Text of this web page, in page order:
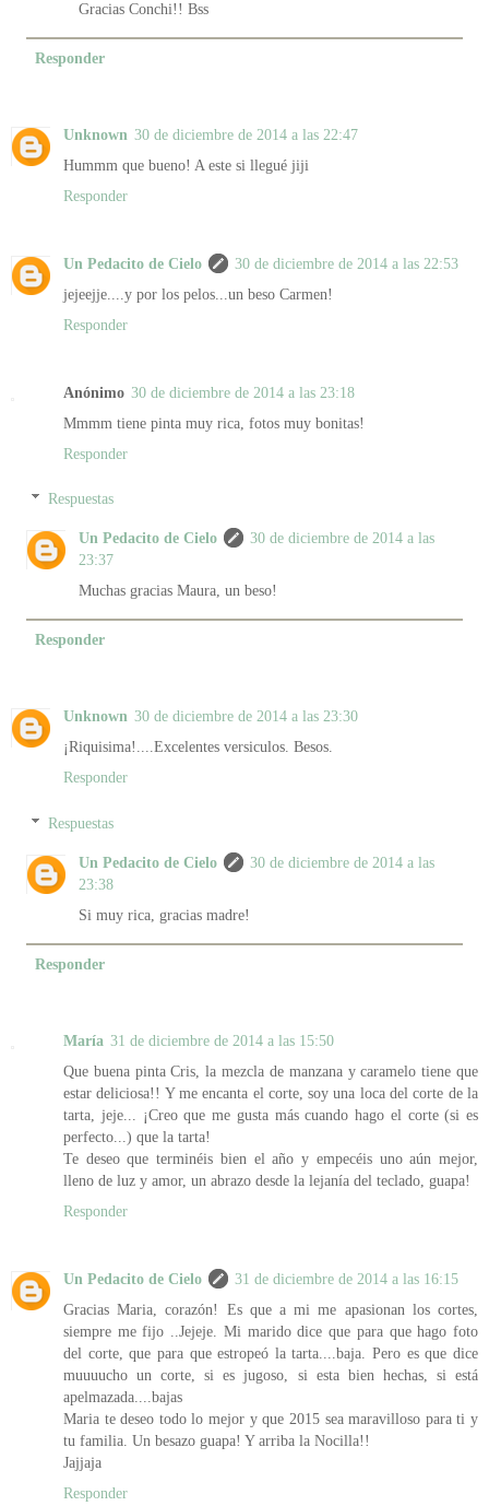
Gracias Conchi!! Bss
Responder
Unknown 30 de diciembre de 2014 a las 22:47
Hummm que bueno! A este si llegué jiji
Responder
Un Pedacito de Cielo
30 de diciembre de 2014 a las 22:53
jejeejje....y por los pelos...un beso Carmen!
Responder
Anónimo 30 de diciembre de 2014 a las 23:18
Mmmm tiene pinta muy rica, fotos muy bonitas!
Responder
Respuestas
Un Pedacito de Cielo
30 de diciembre de 2014 a las
23:37
Muchas gracias Maura, un beso!
Responder
Unknown 30 de diciembre de 2014 a las 23:30
¡Riquisima!....Excelentes versiculos. Besos.
Responder
Respuestas
Un Pedacito de Cielo
30 de diciembre de 2014 a las
23:38
Si muy rica, gracias madre!
Responder
María 31 de diciembre de 2014 a las 15:50
Que buena pinta Cris, la mezcla de manzana y caramelo tiene que
estar deliciosa!! Y me encanta el corte, soy una loca del corte de la
tarta, jeje... ¡Creo que me gusta más cuando hago el corte (si es
perfecto...) que la tarta!
Te deseo que terminéis bien el año y empecéis uno aún mejor,
lleno de luz y amor, un abrazo desde la lejanía del teclado, guapa!
Responder
Un Pedacito de Cielo
31 de diciembre de 2014 a las 16:15
Gracias Maria, corazón! Es que a mi me apasionan los cortes,
siempre me fijo ..Jejeje. Mi marido dice que para que hago foto
del corte, que para que estropeó la tarta....baja. Pero es que dice
muuuucho un corte, si es jugoso, si esta bien hechas, si está
apelmazada....bajas
Maria te deseo todo lo mejor y que 2015 sea maravilloso para ti y
tu familia. Un besazo guapa! Y arriba la Nocilla!!
Jajjaja
Responder